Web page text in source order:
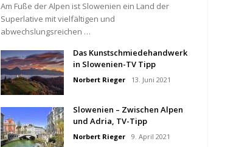
Am Fuße der Alpen ist Slowenien ein Land der
Superlative mit vielfältigen und
abwechslungsreichen …
Das Kunstschmiedehandwerk
in Slowenien-TV Tipp
Norbert Rieger 13. Juni 2021
Slowenien – Zwischen Alpen
und Adria, TV-Tipp
Norbert Rieger 9. April 2021